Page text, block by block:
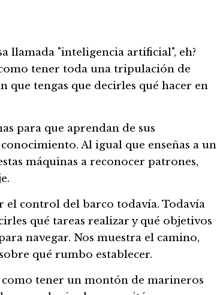
llamada "inteligencia artificial", eh?
tener toda una tripulación de
que tengas que decirles qué hacer en
para que aprendan de sus
Al igual que enseñas a un
máquinas a reconocer patrones,
el control del barco todavía. Todavía
qué tareas realizar y qué objetivos
navegar. Nos muestra el camino,
qué rumbo establecer.
tener un montón de marineros